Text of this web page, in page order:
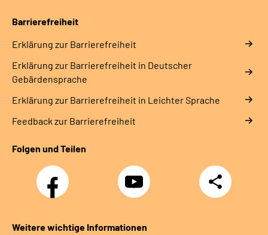
Barrierefreiheit
Erklärung zur Barrierefreiheit
Erklärung zur Barrierefreiheit in Deutscher
Gebärdensprache
Erklärung zur Barrierefreiheit in Leichter Sprache
Feedback zur Barrierefreiheit
Folgen und Teilen
Facebook YouTube
Teilen
Weitere wichtige Informationen